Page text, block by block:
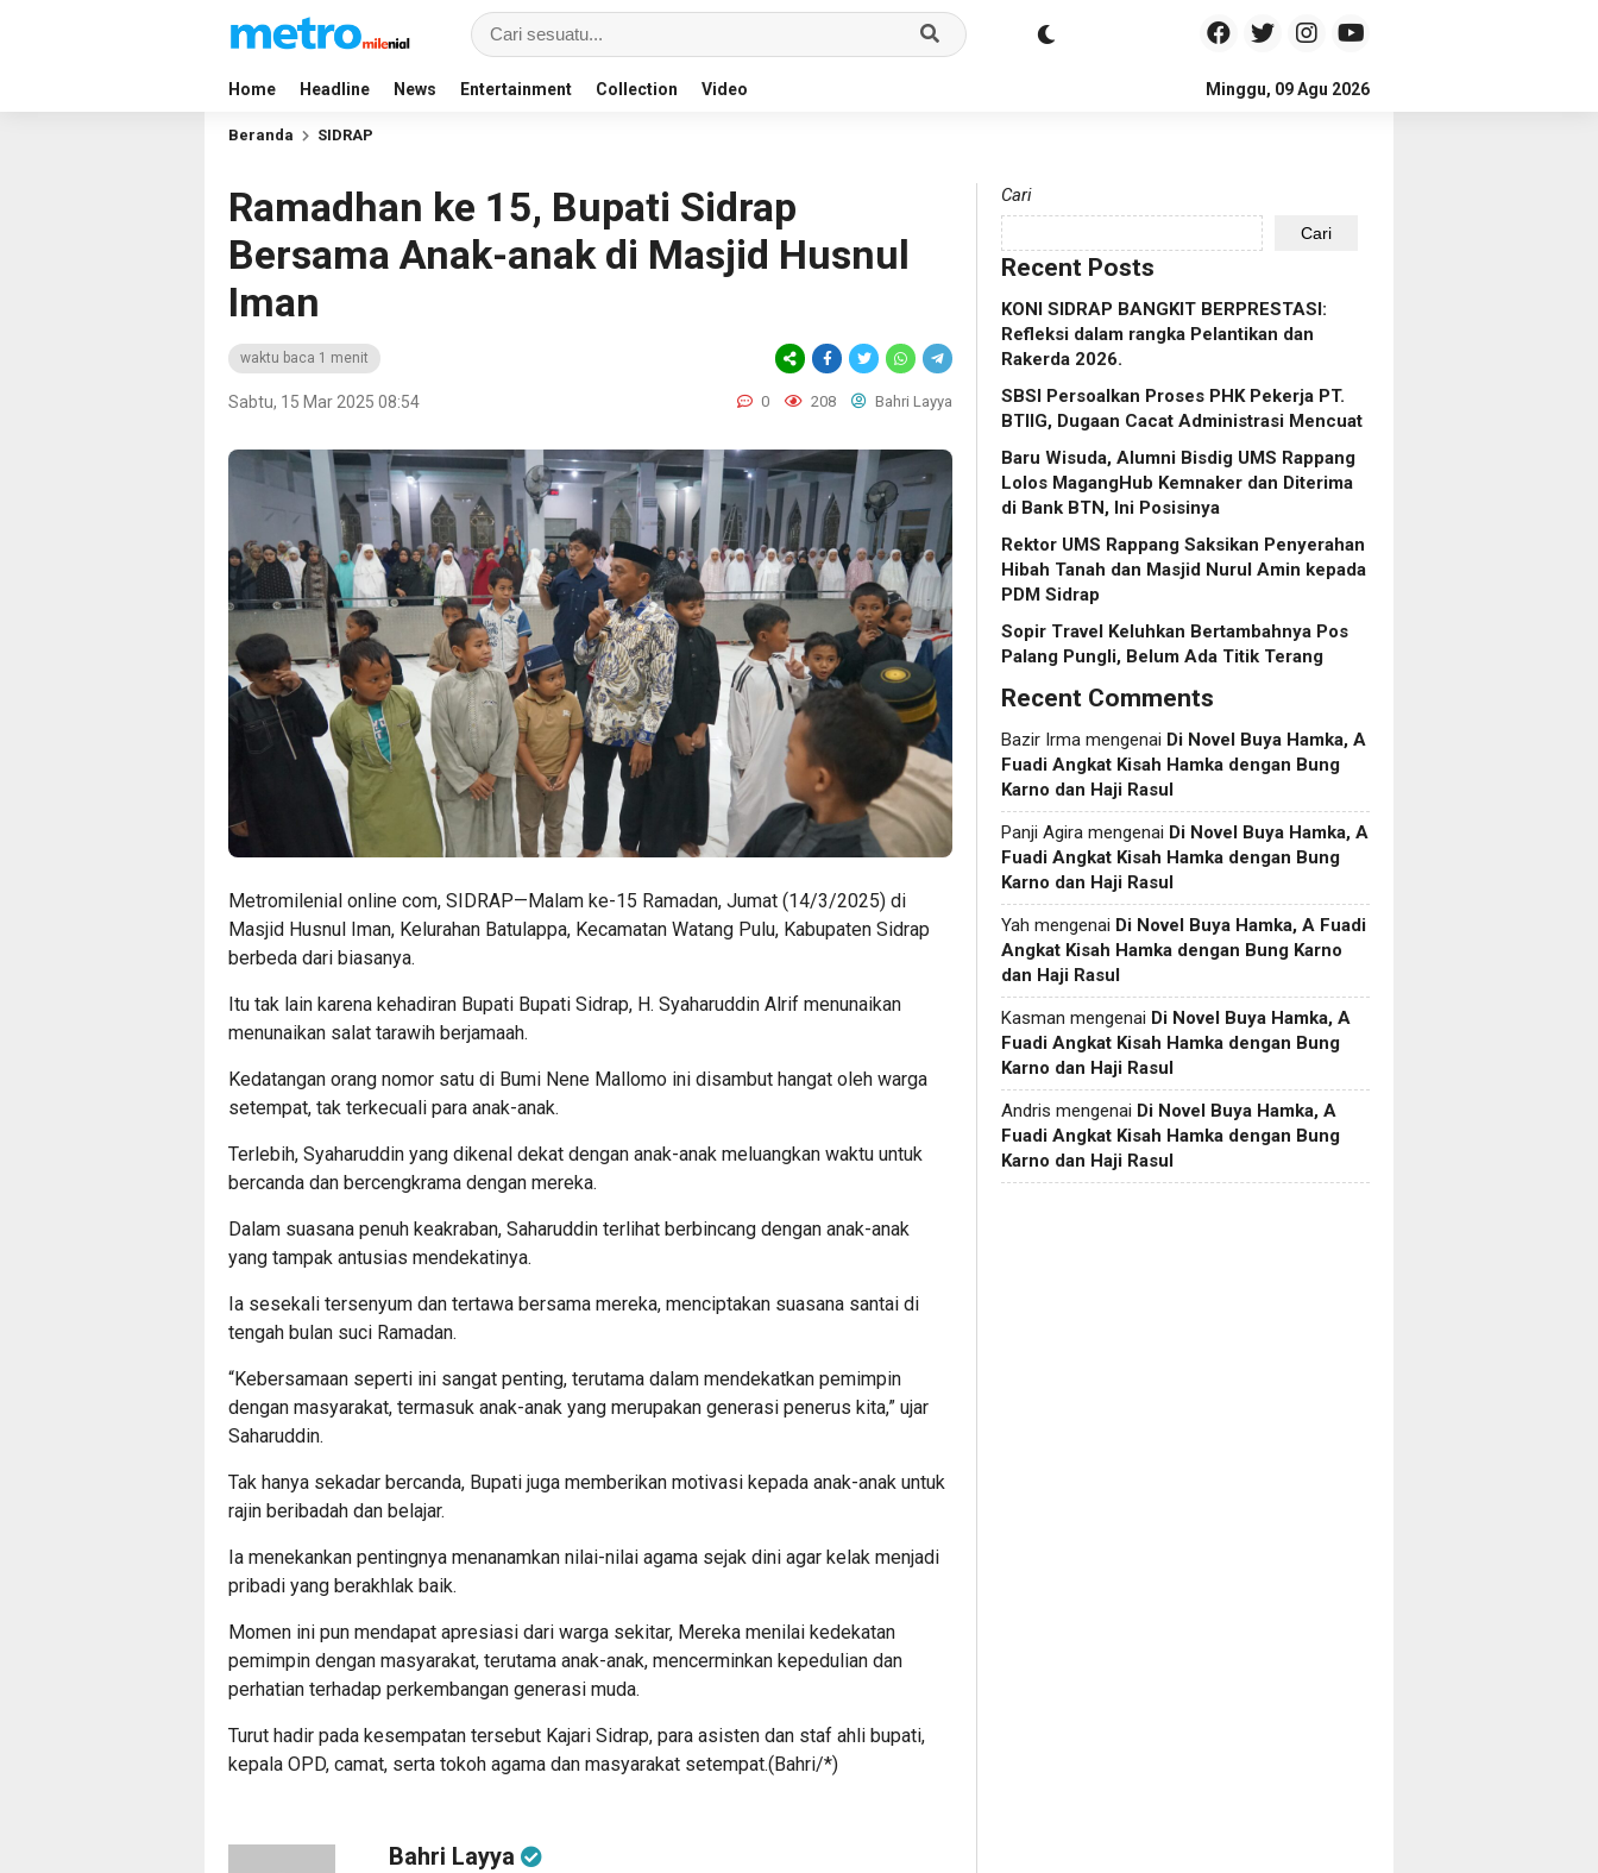
Home Headline News Entertainment Collection Video Minggu, 09 Agu 2026
Beranda SIDRAP
Ramadhan ke 15, Bupati Sidrap
Bersama Anak-anak di Masjid Husnul
Iman
waktu baca 1 menit
Sabtu, 15 Mar 2025 08:54 0 208 Bahri Layya
Metromilenial online com, SIDRAP—Malam ke-15 Ramadan, Jumat (14/3/2025) di
Masjid Husnul Iman, Kelurahan Batulappa, Kecamatan Watang Pulu, Kabupaten Sidrap
berbeda dari biasanya.
Itu tak lain karena kehadiran Bupati Bupati Sidrap, H. Syaharuddin Alrif menunaikan
menunaikan salat tarawih berjamaah.
Kedatangan orang nomor satu di Bumi Nene Mallomo ini disambut hangat oleh warga
setempat, tak terkecuali para anak-anak.
Terlebih, Syaharuddin yang dikenal dekat dengan anak-anak meluangkan waktu untuk
bercanda dan bercengkrama dengan mereka.
Dalam suasana penuh keakraban, Saharuddin terlihat berbincang dengan anak-anak
yang tampak antusias mendekatinya.
Ia sesekali tersenyum dan tertawa bersama mereka, menciptakan suasana santai di
tengah bulan suci Ramadan.
“Kebersamaan seperti ini sangat penting, terutama dalam mendekatkan pemimpin
dengan masyarakat, termasuk anak-anak yang merupakan generasi penerus kita,” ujar
Saharuddin.
Tak hanya sekadar bercanda, Bupati juga memberikan motivasi kepada anak-anak untuk
rajin beribadah dan belajar.
Ia menekankan pentingnya menanamkan nilai-nilai agama sejak dini agar kelak menjadi
pribadi yang berakhlak baik.
Momen ini pun mendapat apresiasi dari warga sekitar, Mereka menilai kedekatan
pemimpin dengan masyarakat, terutama anak-anak, mencerminkan kepedulian dan
perhatian terhadap perkembangan generasi muda.
Turut hadir pada kesempatan tersebut Kajari Sidrap, para asisten dan staf ahli bupati,
kepala OPD, camat, serta tokoh agama dan masyarakat setempat.(Bahri/*)
Bahri Layya
Cari
Cari
Recent Posts
KONI SIDRAP BANGKIT BERPRESTASI:
Refleksi dalam rangka Pelantikan dan
Rakerda 2026.
SBSI Persoalkan Proses PHK Pekerja PT.
BTIIG, Dugaan Cacat Administrasi Mencuat
Baru Wisuda, Alumni Bisdig UMS Rappang
Lolos MagangHub Kemnaker dan Diterima
di Bank BTN, Ini Posisinya
Rektor UMS Rappang Saksikan Penyerahan
Hibah Tanah dan Masjid Nurul Amin kepada
PDM Sidrap
Sopir Travel Keluhkan Bertambahnya Pos
Palang Pungli, Belum Ada Titik Terang
Recent Comments
Bazir Irma mengenai Di Novel Buya Hamka, A
Fuadi Angkat Kisah Hamka dengan Bung
Karno dan Haji Rasul
Panji Agira mengenai Di Novel Buya Hamka, A
Fuadi Angkat Kisah Hamka dengan Bung
Karno dan Haji Rasul
Yah mengenai Di Novel Buya Hamka, A Fuadi
Angkat Kisah Hamka dengan Bung Karno
dan Haji Rasul
Kasman mengenai Di Novel Buya Hamka, A
Fuadi Angkat Kisah Hamka dengan Bung
Karno dan Haji Rasul
Andris mengenai Di Novel Buya Hamka, A
Fuadi Angkat Kisah Hamka dengan Bung
Karno dan Haji Rasul